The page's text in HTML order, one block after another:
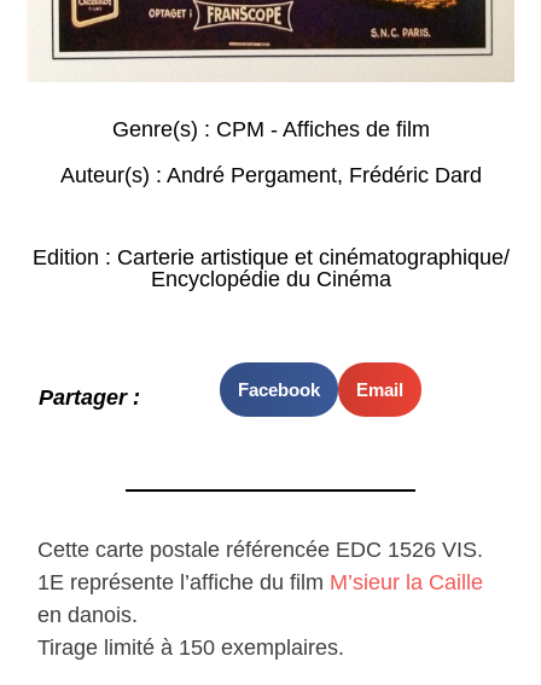
Genre(s) : CPM - Affiches de film
Auteur(s) : André Pergament, Frédéric Dard
Edition : Carterie artistique et cinématographique/
Encyclopédie du Cinéma
Partager : Facebook Email
Cette carte postale référencée EDC 1526 VIS.
1E représente l’affiche du film M’sieur la Caille
en danois.
Tirage limité à 150 exemplaires.